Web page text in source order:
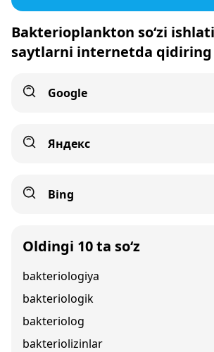
Bakterioplankton so‘zi
saytlarni internetda qidiring
Google
Яндекс
Bing
Oldingi 10 ta so‘z
bakteriologiya
bakteriologik
bakteriolog
bakteriolizinlar